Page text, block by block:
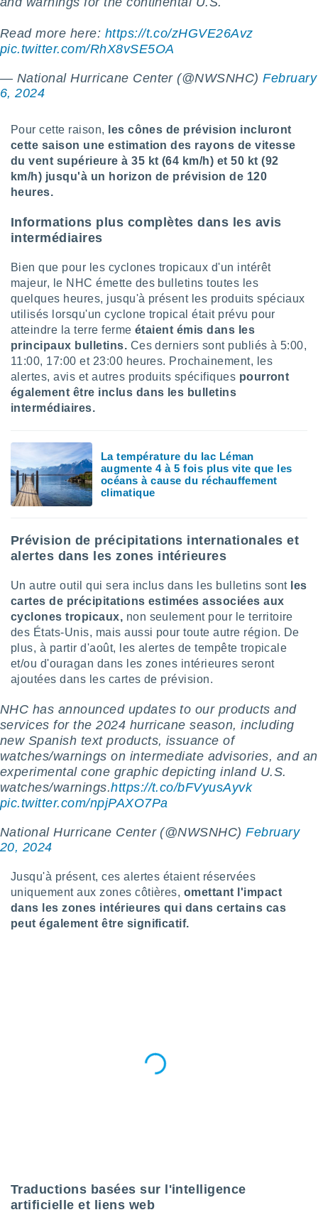
des
ce site
IP et
sur
Pour ce
à
» ou
web.
nos
le
des
ou
des
sur
limitées
la
pour
des
de
Read more here: https://t.co/zHGVE26Avz
pic.twitter.com/RhX8vSE5OA
— National Hurricane Center (@NWSNHC)February
6, 2024
Pour cette raison, les cônes de prévision incluront
cette saison une estimation des rayons de vitesse
du vent supérieure à 35 kt (64 km/h) et 50 kt (92
km/h) jusqu'à un horizon de prévision de 120
heures.
Informations plus complètes dans les avis
intermédiaires
Bien que pour les cyclones tropicaux d'un intérêt
majeur, le NHC émette des bulletins toutes les
quelques heures, jusqu'à présent les produits spéciaux
utilisés lorsqu'un cyclone tropical était prévu pour
atteindre la terre ferme étaient émis dans les
principaux bulletins. Ces derniers sont publiés à 5:00,
11:00, 17:00 et 23:00 heures. Prochainement, les
alertes, avis et autres produits spécifiques pourront
également être inclus dans les bulletins
intermédiaires.
La température du lac Léman
augmente 4 à 5 fois plus vite que les
océans à cause du réchauffement
climatique
Prévision de précipitations internationales et
alertes dans les zones intérieures
Un autre outil qui sera inclus dans les bulletins sont les
cartes de précipitations estimées associées aux
cyclones tropicaux, non seulement pour le territoire
des États-Unis, mais aussi pour toute autre région. De
plus, à partir d'août, les alertes de tempête tropicale
et/ou d'ouragan dans les zones intérieures seront
ajoutées dans les cartes de prévision.
NHC has announced updates to our products and
services for the 2024 hurricane season, including
new Spanish text products, issuance of
watches/warnings on intermediate advisories, and an
experimental cone graphic depicting inland U.S.
watches/warnings.https://t.co/bFVyusAyvk
pic.twitter.com/npjPAXO7Pa
National Hurricane Center (@NWSNHC)February
20, 2024
Jusqu'à présent, ces alertes étaient réservées
uniquement aux zones côtières, omettant l'impact
dans les zones intérieures qui dans certains cas
peut également être significatif.
Traductions basées sur l'intelligence
artificielle et liens web